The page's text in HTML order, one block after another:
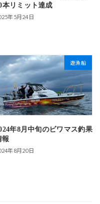
本リミット達成
年5月24日
遊漁船
年8月中旬のビワマス釣果
報
年8月20日